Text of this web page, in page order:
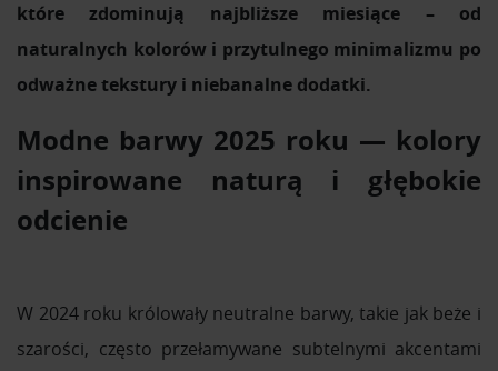
które zdominują najbliższe miesiące – od
naturalnych kolorów i przytulnego minimalizmu po
odważne tekstury i niebanalne dodatki.
Modne barwy 2025 roku — kolory
inspirowane naturą i głębokie
odcienie
W 2024 roku królowały neutralne barwy, takie jak beże i
szarości, często przełamywane subtelnymi akcentami